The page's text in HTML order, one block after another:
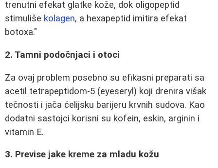
trenutni efekat glatke kože, dok oligopeptid
stimuliše kolagen, a hexapeptid imitira efekat
botoxa."
2. Tamni podočnjaci i otoci
Za ovaj problem posebno su efikasni preparati sa
acetil tetrapeptidom-5 (eyeseryl) koji drenira višak
tečnosti i jača ćelijsku barijeru krvnih sudova. Kao
dodatni sastojci korisni su kofein, eskin, arginin i
vitamin E.
3. Previse jake kreme za mladu kožu